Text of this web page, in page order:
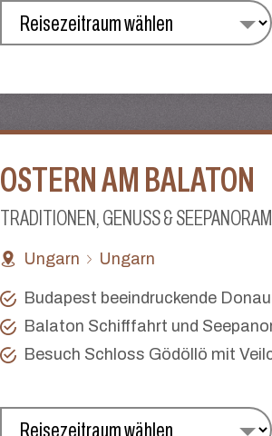
OSTERN AM BALATON
TRADITIONEN, GENUSS &
Ungarn
Ungarn
Budapest beeindruckende
Balaton Schifffahrt und
Besuch Schloss Gödöllö mit